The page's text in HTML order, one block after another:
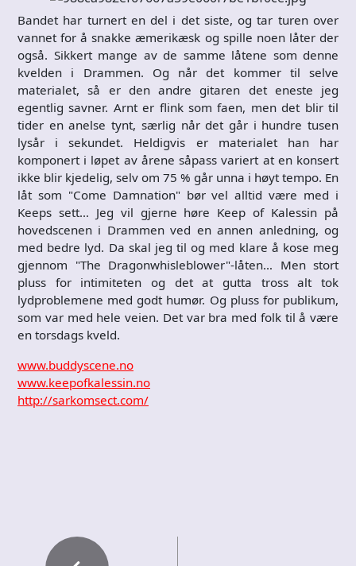
Bandet har turnert en del i det siste, og tar turen over
vannet for å snakke æmerikæsk og spille noen låter der
også. Sikkert mange av de samme låtene som denne
kvelden i Drammen. Og når det kommer til selve
materialet, så er den andre gitaren det eneste jeg
egentlig savner. Arnt er flink som faen, men det blir til
tider en anelse tynt, særlig når det går i hundre tusen
lysår i sekundet. Heldigvis er materialet han har
komponert i løpet av årene såpass variert at en konsert
ikke blir kjedelig, selv om 75 % går unna i høyt tempo. En
låt som "Come Damnation" bør vel alltid være med i
Keeps sett… Jeg vil gjerne høre Keep of Kalessin på
hovedscenen i Drammen ved en annen anledning, og
med bedre lyd. Da skal jeg til og med klare å kose meg
gjennom "The Dragonwhisleblower"-låten… Men stort
pluss for intimiteten og det at gutta tross alt tok
lydproblemene med godt humør. Og pluss for publikum,
som var med hele veien. Det var bra med folk til å være
en torsdags kveld.
www.buddyscene.no
www.keepofkalessin.no
http://sarkomsect.com/